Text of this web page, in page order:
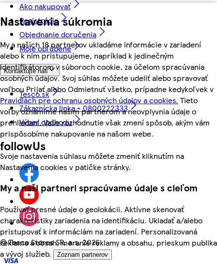
Nastavenia súkromia
My a našich 18 partnerov ukladáme informácie v zariadení
alebo k nim pristupujeme, napríklad k jedinečným
identifikátorom v súboroch cookie, za účelom spracúvania
osobných údajov. Svoj súhlas môžete udeliť alebo spravovať
voľbou Prijať alebo Odmietnuť všetko, prípadne kedykoľvek v
Pravidlách pre ochranu osobných údajov a cookies. Tieto
voľby oznámime našim partnerom a neovplyvnia údaje o
prehliadaní. Vaše rozhodnutie však zmení spôsob, akým vám
prispôsobíme nakupovanie na našom webe.
Svoje nastavenia súhlasu môžete zmeniť kliknutím na
Nastavenia cookies v pätičke stránky.
My a naši partneri spracúvame údaje s cieľom
Používať presné údaje o geolokácii. Aktívne skenovať
charakteristiky zariadenia na identifikáciu. Ukladať a/alebo
pristupovať k informáciám na zariadení. Personalizovaná
reklama a obsah, meranie reklamy a obsahu, prieskum publika
a vývoj služieb.
Zoznam partnerov
Ako nakupovať
Registrácia
Objednanie doručenia
Moje obľúbené
Kontaktujte nás
Tesco.sk
Zákaznícka linka - 0800222333
Výber obchodu
followUs
©Tesco Stores SR, a.s. 2026